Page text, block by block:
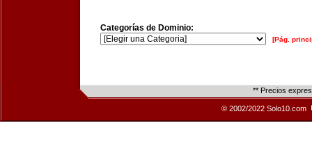
Categorías de Dominio:
[Pág.
** Precios
© 2002/2022 Solo10.com